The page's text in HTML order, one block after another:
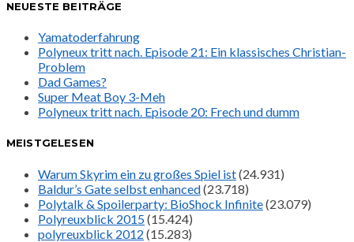
NEUESTE BEITRÄGE
Yamatoderfahrung
Polyneux tritt nach. Episode 21: Ein klassisches Christian-
Problem
Dad Games?
Super Meat Boy 3-Meh
Polyneux tritt nach. Episode 20: Frech und dumm
MEISTGELESEN
Warum Skyrim ein zu großes Spiel ist(24.931)
Baldur’s Gate selbst enhanced(23.718)
Polytalk & Spoilerparty: BioShock Infinite(23.079)
Polyreuxblick 2015(15.424)
polyreuxblick 2012 (15.283)